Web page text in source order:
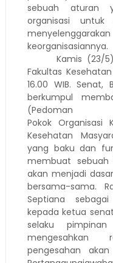
sebuah aturan
organisasi untuk
keorganisasiannya.
Kamis (23/
Fakultas
16.00 WIB. Senat,
berkumpul
(Pedoman
Pokok Organisasi
Kesehatan
yang baku dan
membuat sebuah
akan menjadi
bersama-sama.
Septiana
kepada ketua senat
selaku
mengesahkan
pengesahan